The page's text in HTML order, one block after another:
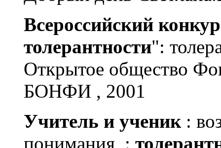
Всероссийский
толерантности":
Открытое общество
БОНФИ , 2001
Учитель и ученик:
понимания :